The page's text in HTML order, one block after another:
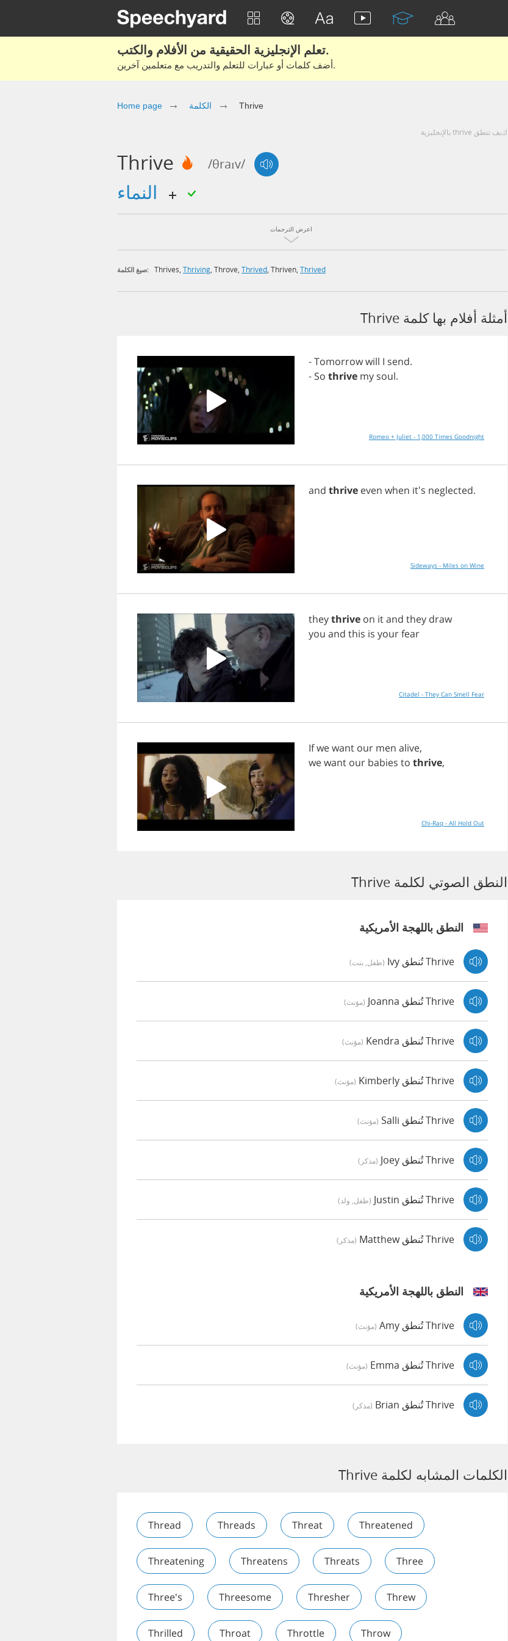
تعلم الإنجليزية الحقيقية من الأفلام والكتب.
أضف كلمات أو عبارات للتعلم والتدريب مع متعلمين آخرين.
Home page الكلمة Thrive
كيف تنطق thrive بالإنجليزية
Thrive /θraɪv/
اعرض الترجمات
صيغ الكلمة: Thrives Thriving Throve Thrived Thriven Thrived
أمثلة أفلام بها كلمة Thrive
-Tomorrowwill I send.
- So thrive my soul.
Romeo + Juliet - 1,000 Times Goodnight
and thrive even when it's neglected.
Sideways - Miles on Wine
theythrive on itand they draw
you and this is yourfear
Citadel - They Can Smell Fear
Ifwewant our men alive,
wewant our babies to thrive,
Chi-Raq - All Hold Out
النطق الصوتي لكلمة Thrive
النطق باللهجة الأمريكية
Thrive تُنطق Ivy (طفل, بنت)
Thrive تُنطق Joanna (مؤنث)
Thrive تُنطق Kendra (مؤنث)
Thrive تُنطق Kimberly (مؤنث)
Thrive تُنطق Salli (مؤنث)
Thrive تُنطق Joey (مذكر)
Thrive تُنطق Justin (طفل, ولد)
Thrive تُنطق Matthew (مذكر)
النطق باللهجة الأمريكية
Thrive تُنطق Amy (مؤنث)
Thrive تُنطق Emma (مؤنث)
Thrive تُنطق Brian (مذكر)
الكلمات المشابه لكلمة Thrive
Thread Threads Threat Threatened
Threatening Threatens Threats Three
Three's Threesome Thresher Threw
Thrilled Throat Throttle Throw